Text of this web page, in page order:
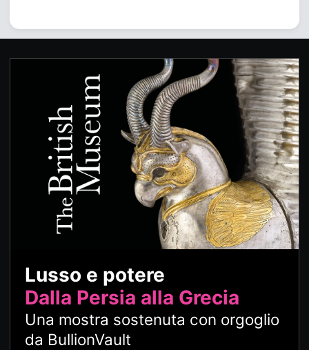
Lusso e potere
Dalla Persia alla Grecia
Una mostra sostenuta con orgoglio
da BullionVault